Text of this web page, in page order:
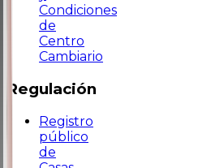
Condiciones
de
Centro
Cambiario
Regulación
Registro
público
de